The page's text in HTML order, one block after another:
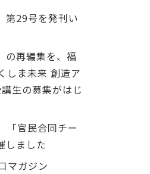
第29号を発刊い
の再編集を、福
しま未来 創造ア
生の募集がはじ
「官民合同チー
しました
マガジン